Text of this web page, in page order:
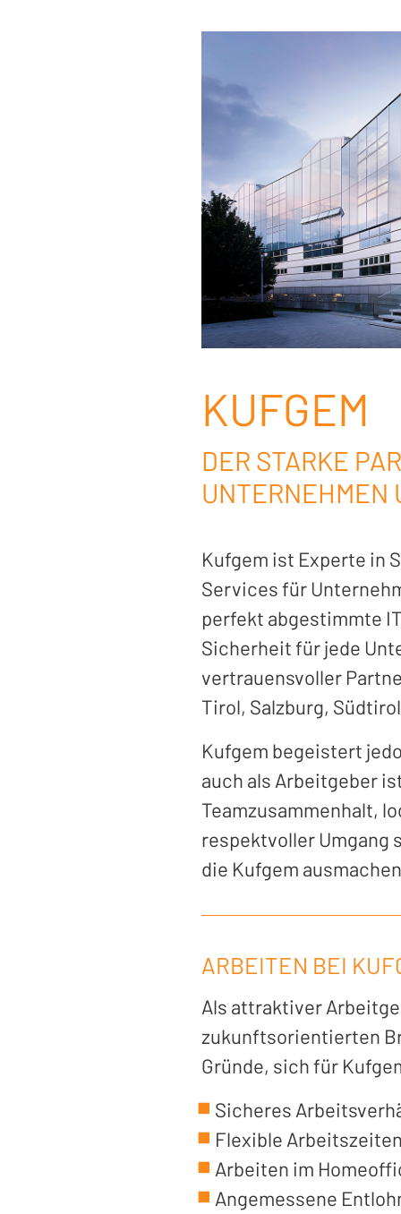
KUFGEM
DER STARKE
UNTERNEHMEN
Kufgem ist Experte in
Services für
perfekt abgestimmte
Sicherheit für jede
vertrauensvoller
Tirol, Salzburg,
Kufgem begeistert
auch als Arbeitgeber
Teamzusammenhalt,
respektvoller Umgang
die Kufgem
ARBEITEN BEI
Als attraktiver
zukunftsorientierten
Gründe, sich für
Sicheres
Flexible
Arbeiten im
Angemessene